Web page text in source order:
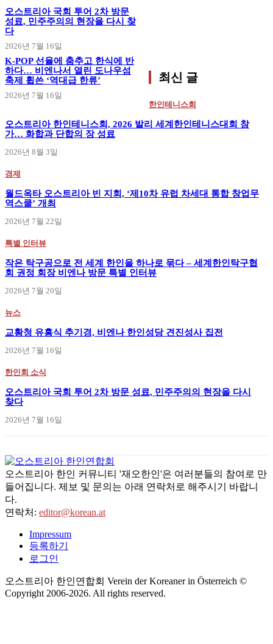
오스트리아 국회 투어 2차 방문
성료, 민주주의의 현장을 다시 찾
다
2026년 7월 16일
K-POP 선율에 춤추고 한식에 반
하다… 비엔나서 열린 도나우섬
축제 휩쓴 ‘역대급 한류’
2026년 7월 16일
최신 글
한인테니스회
오스트리아 한인테니스회, 2026 발리 세계한인테니스대회 참
가… 화합과 단합의 장 성료
2026년 8월 3일
경제
월드옥타 오스트리아 빈 지회, ‘제10차 유럽 차세대 통합 창업무
역스쿨’ 개최
2026년 7월 22일
특별 인터뷰
작은 탁구공으로 전 세계 한인을 하나로 묶다 – 세계한인탁구협
회 권정 회장 비엔나 방문 특별 인터뷰
2026년 7월 20일
뉴스
교황청 유흥식 추기경, 비엔나 한인성당 견진성사 집전
2026년 7월 16일
한인회 소식
오스트리아 국회 투어 2차 방문 성료, 민주주의의 현장을 다시
찾다
2026년 7월 16일
오스트리아 한인 커뮤니티 '재오한인'은 여러분들의 참여로 만
들어집니다. 제보 및 문의는 아래 연락처로 해주시기 바랍니
다.
연락처: editor@korean.at
Impressum
등록하기
로그인
오스트리아 한인연합회 Verein der Koreaner in Österreich ©
Copyright 2006-2026. All rights reserved.